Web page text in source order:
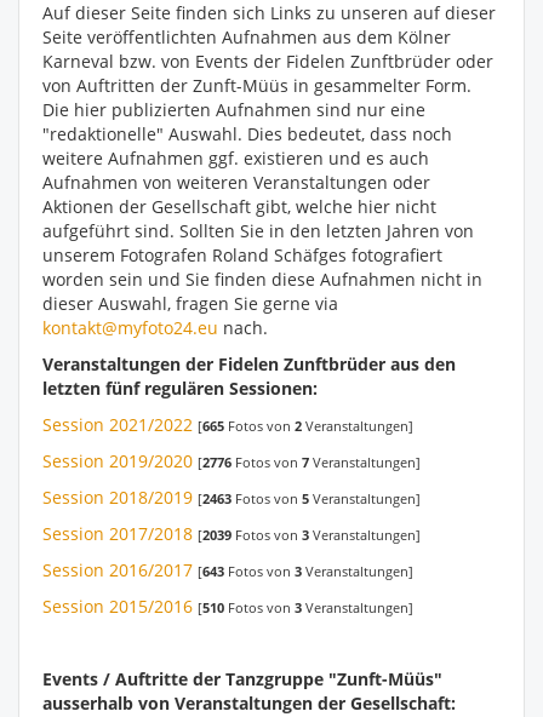
Auf dieser Seite finden sich Links zu unseren auf dieser
Seite veröffentlichten Aufnahmen aus dem Kölner
Karneval bzw. von Events der Fidelen Zunftbrüder oder
von Auftritten der Zunft-Müüs in gesammelter Form.
Die hier publizierten Aufnahmen sind nur eine
"redaktionelle" Auswahl. Dies bedeutet, dass noch
weitere Aufnahmen ggf. existieren und es auch
Aufnahmen von weiteren Veranstaltungen oder
Aktionen der Gesellschaft gibt, welche hier nicht
aufgeführt sind. Sollten Sie in den letzten Jahren von
unserem Fotografen Roland Schäfges fotografiert
worden sein und Sie finden diese Aufnahmen nicht in
dieser Auswahl, fragen Sie gerne via
kontakt@myfoto24.eu nach.
Veranstaltungen der Fidelen Zunftbrüder aus den
letzten fünf regulären Sessionen:
Session 2021/2022 [665 Fotos von 2 Veranstaltungen]
Session 2019/2020 [2776 Fotos von 7 Veranstaltungen]
Session 2018/2019 [2463 Fotos von 5 Veranstaltungen]
Session 2017/2018 [2039 Fotos von 3 Veranstaltungen]
Session 2016/2017 [643 Fotos von 3 Veranstaltungen]
Session 2015/2016 [510 Fotos von 3 Veranstaltungen]
Events / Auftritte der Tanzgruppe "Zunft-Müüs"
ausserhalb von Veranstaltungen der Gesellschaft: